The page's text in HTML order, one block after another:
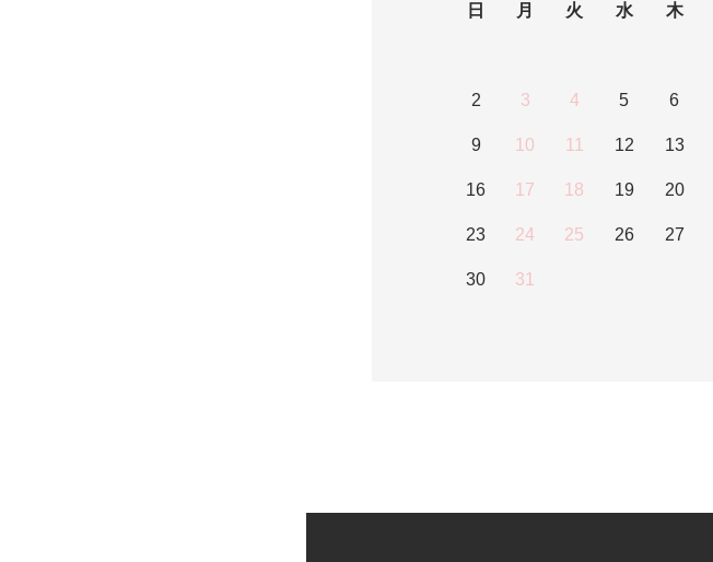
日
月 火 水 木
2 3 4 5 6
9 10 11 12 13
16 17 18 19 20
23 24 25 26 27
30 31